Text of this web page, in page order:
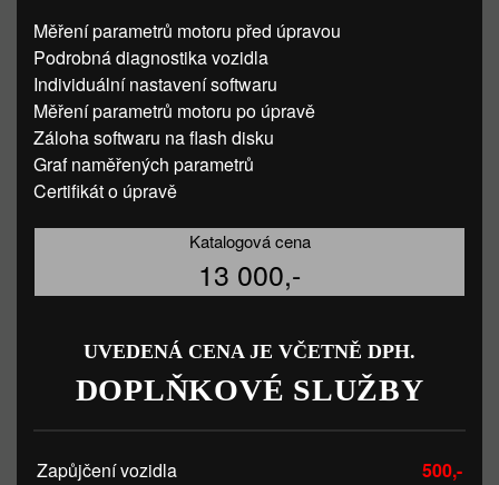
Měření parametrů motoru před úpravou
Podrobná diagnostika vozidla
Individuální nastavení softwaru
Měření parametrů motoru po úpravě
Záloha softwaru na flash disku
Graf naměřených parametrů
Certifikát o úpravě
Katalogová cena
13 000,-
UVEDENÁ CENA JE VČETNĚ DPH.
DOPLŇKOVÉ SLUŽBY
Zapůjčení vozidla 500,-